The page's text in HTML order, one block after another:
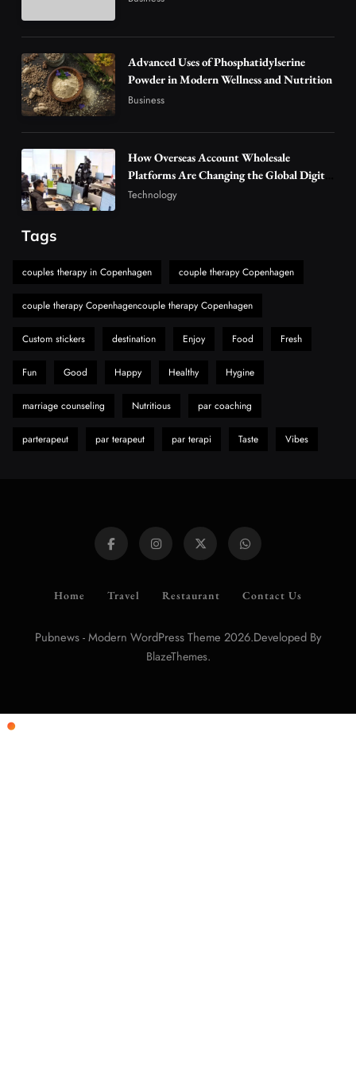
4
Why Vape Australia Continues to Lead the
Vaping Market
Business
Alibarbar Vape: Why This Popular Vape
Business
6
Hahanews: A Gateway for Readers to
Discover Important Global Stories
A Guide to Choosing MyoGlow: What You
Advanced Uses of Phosphatidylserine
Powder in Modern Wellness and Nutrition
Business
How Overseas Account Wholesale
Platforms Are Changing the Global Digital
Market
Technology
Tags
couples therapy in Copenhagen couple therapy Copenhagen
couple therapy Copenhagencouple therapy Copenhagen
Custom stickers destination Enjoy Food Fresh
Fun Good Happy Healthy Hygine
marriage counseling Nutritious par coaching
parterapeut par terapeut par terapi Taste Vibes
Home Travel Restaurant Contact Us
Pubnews - Modern WordPress Theme 2026.Developed By
BlazeThemes.